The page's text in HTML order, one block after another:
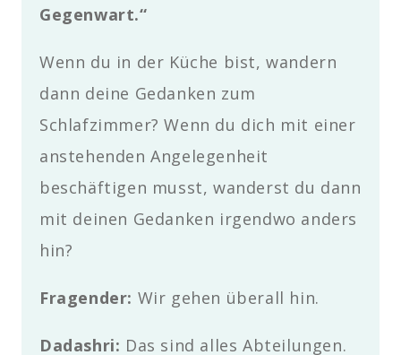
Gegenwart.“
Wenn du in der Küche bist, wandern
dann deine Gedanken zum
Schlafzimmer? Wenn du dich mit einer
anstehenden Angelegenheit
beschäftigen musst, wanderst du dann
mit deinen Gedanken irgendwo anders
hin?
Fragender: Wir gehen überall hin.
Dadashri: Das sind alles Abteilungen.